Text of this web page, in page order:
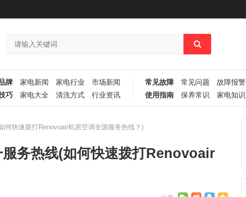
牌 家电新闻 家电行业 市场新闻 常见故障 常见问题 故障报警
巧 家电大全 清洗方式 行业资讯 使用指南 保养常识 家电知识
何快速拨打Renovoair机房空调全国服务热线？)
务热线(如何快速拨打Renovoair